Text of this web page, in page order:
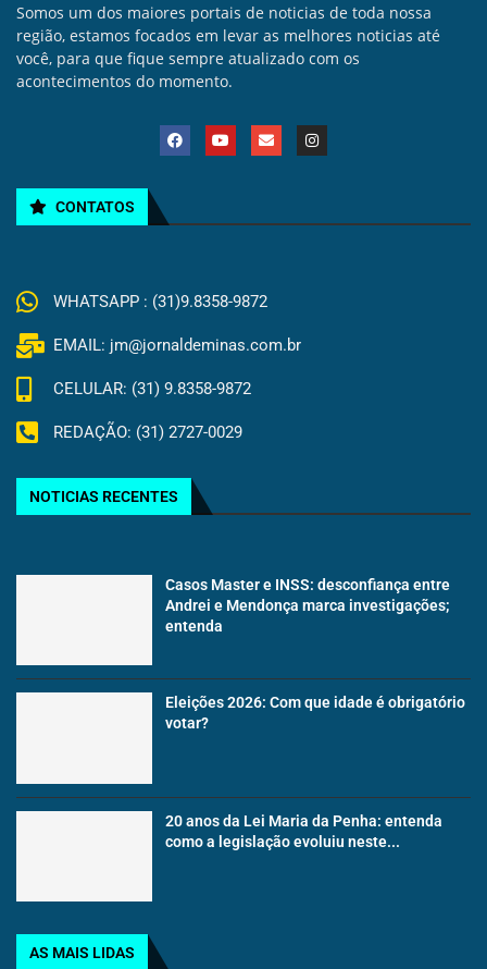
Somos um dos maiores portais de noticias de toda nossa
região, estamos focados em levar as melhores noticias até
você, para que fique sempre atualizado com os
acontecimentos do momento.
CONTATOS
WHATSAPP : (31)9.8358-9872
EMAIL: jm@jornaldeminas.com.br
CELULAR: (31) 9.8358-9872
REDAÇÃO: (31) 2727-0029
NOTICIAS RECENTES
Casos Master e INSS: desconfiança entre
Andrei e Mendonça marca investigações;
entenda
Eleições 2026: Com que idade é obrigatório
votar?
20 anos da Lei Maria da Penha: entenda
como a legislação evoluiu neste...
AS MAIS LIDAS